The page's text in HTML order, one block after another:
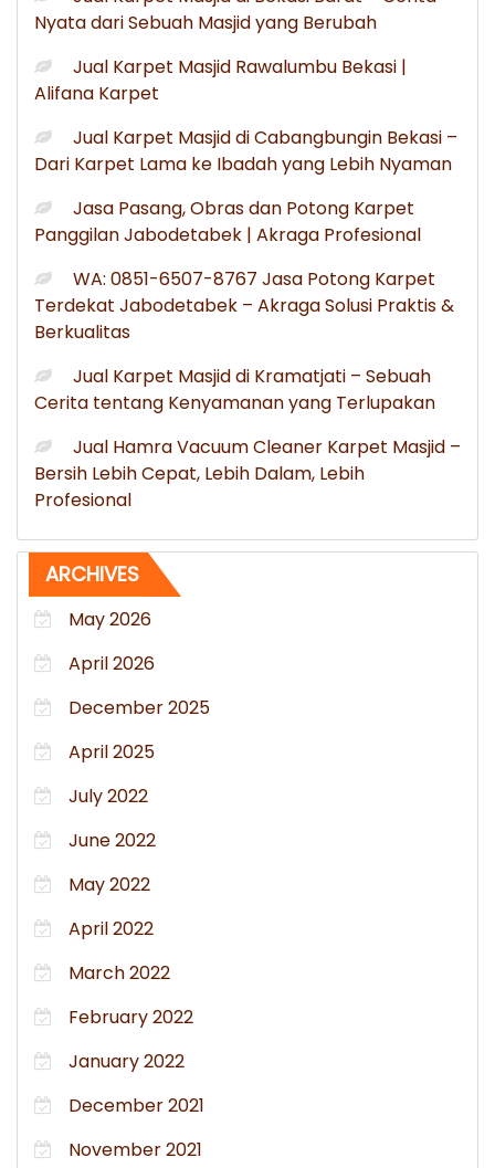
Nyata dari Sebuah Masjid yang Berubah
Jual Karpet Masjid Rawalumbu Bekasi |
Alifana Karpet
Jual Karpet Masjid di Cabangbungin Bekasi –
Dari Karpet Lama ke Ibadah yang Lebih Nyaman
Jasa Pasang, Obras dan Potong Karpet
Panggilan Jabodetabek | Akraga Profesional
WA: 0851-6507-8767 Jasa Potong Karpet
Terdekat Jabodetabek – Akraga Solusi Praktis &
Berkualitas
Jual Karpet Masjid di Kramatjati – Sebuah
Cerita tentang Kenyamanan yang Terlupakan
Jual Hamra Vacuum Cleaner Karpet Masjid –
Bersih Lebih Cepat, Lebih Dalam, Lebih
Profesional
ARCHIVES
May 2026
April 2026
December 2025
April 2025
July 2022
June 2022
May 2022
April 2022
March 2022
February 2022
January 2022
December 2021
November 2021